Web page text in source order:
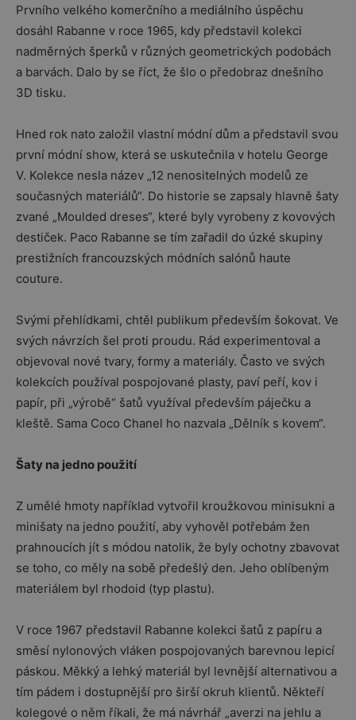
Prvního velkého komerčního a mediálního úspěchu
dosáhl Rabanne v roce 1965, kdy představil kolekci
nadměrných šperků v různých geometrických podobách
a barvách. Dalo by se říct, že šlo o předobraz dnešního
3D tisku.
Hned rok nato založil vlastní módní dům a představil svou
první módní show, která se uskutečnila v hotelu George
V. Kolekce nesla název „12 nenositelných modelů ze
současných materiálů“. Do historie se zapsaly hlavně šaty
zvané „Moulded dreses“, které byly vyrobeny z kovových
destiček. Paco Rabanne se tím zařadil do úzké skupiny
prestižních francouzských módních salónů haute
couture.
Svými přehlídkami, chtěl publikum především šokovat. Ve
svých návrzích šel proti proudu. Rád experimentoval a
objevoval nové tvary, formy a materiály. Často ve svých
kolekcích používal pospojované plasty, paví peří, kov i
papír, při „výrobě“ šatů využíval především páječku a
kleště. Sama Coco Chanel ho nazvala „Dělník s kovem“.
Šaty na jedno použití
Z umělé hmoty například vytvořil kroužkovou minisukni a
minišaty na jedno použití, aby vyhověl potřebám žen
prahnoucích jít s módou natolik, že byly ochotny zbavovat
se toho, co měly na sobě předešlý den. Jeho oblíbeným
materiálem byl rhodoid (typ plastu).
V roce 1967 představil Rabanne kolekci šatů z papíru a
směsí nylonových vláken pospojovaných barevnou lepicí
páskou. Měkký a lehký materiál byl levnější alternativou a
tím pádem i dostupnější pro širší okruh klientů. Někteří
kolegové o něm říkali, že má návrhář „averzi na jehlu a